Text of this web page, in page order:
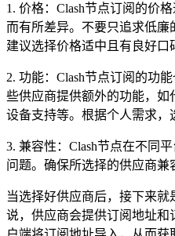
1. 价格：Clash节点订阅的价
而有所差异。不要只追求低廉
建议选择价格适中且有良好口
2. 功能：Clash节点订阅的功
些供应商提供额外的功能，
设备支持等。根据个人需求，
3. 兼容性：Clash节点在不同
问题。确保所选择的供应商兼
当选择好供应商后，接下来就
说，供应商会提供订阅地址和